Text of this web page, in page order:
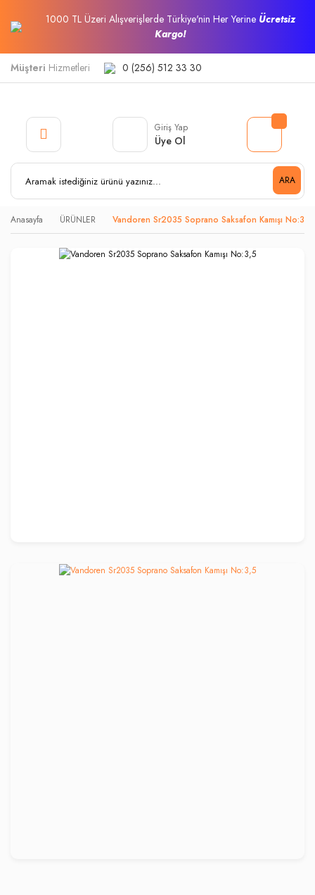
1000 TL Üzeri Alışverişlerde Türkiye'nin Her Yerine Ücretsiz
Kargo!
Müşteri Hizmetleri 0 (256) 512 33 30
ARA
Giriş Yap
Üye Ol
Anasayfa ÜRÜNLER Vandoren Sr2035 Soprano Saksafon Kamışı No:3,5